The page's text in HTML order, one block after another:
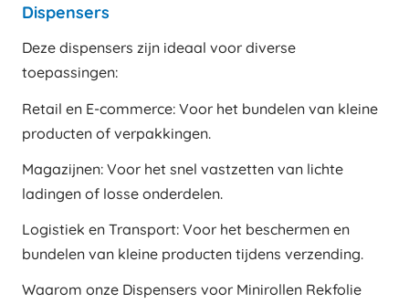
Dispensers
Deze dispensers zijn ideaal voor diverse
toepassingen:
Retail en E-commerce: Voor het bundelen van kleine
producten of verpakkingen.
Magazijnen: Voor het snel vastzetten van lichte
ladingen of losse onderdelen.
Logistiek en Transport: Voor het beschermen en
bundelen van kleine producten tijdens verzending.
Waarom onze Dispensers voor Minirollen Rekfolie